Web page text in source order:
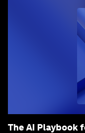
The AI Playbook